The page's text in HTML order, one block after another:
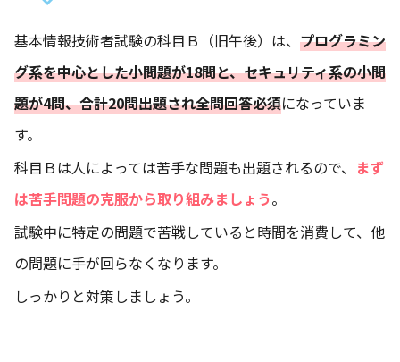
基本情報技術者試験の科目Ｂ（旧午後）は、 プログラミン
グ系を中心とした小問題が18問と、セキュリティ系の小問
題が4問、合計20問出題され全問回答必須になっていま
す。
科目Ｂは人によっては苦手な問題も出題されるので、 まず
は苦手問題の克服から取り組みましょう。
試験中に特定の問題で苦戦していると時間を消費して、他
の問題に手が回らなくなります。
しっかりと対策しましょう。